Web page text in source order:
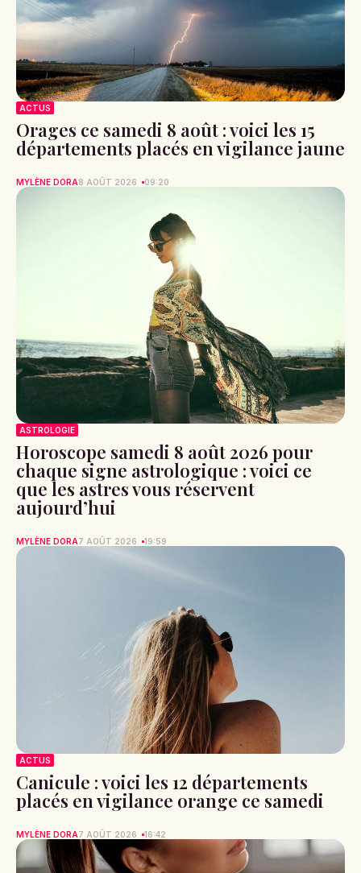
ACTUS
Orages ce samedi 8 août : voici les 15
départements placés en vigilance jaune
MYLÈNE DORA8 AOÛT 2026 09:20
ASTROLOGIE
Horoscope samedi 8 août 2026 pour
chaque signe astrologique : voici ce
que les astres vous réservent
aujourd’hui
MYLÈNE DORA7 AOÛT 2026 19:59
ACTUS
Canicule : voici les 12 départements
placés en vigilance orange ce samedi
MYLÈNE DORA7 AOÛT 2026 16:42